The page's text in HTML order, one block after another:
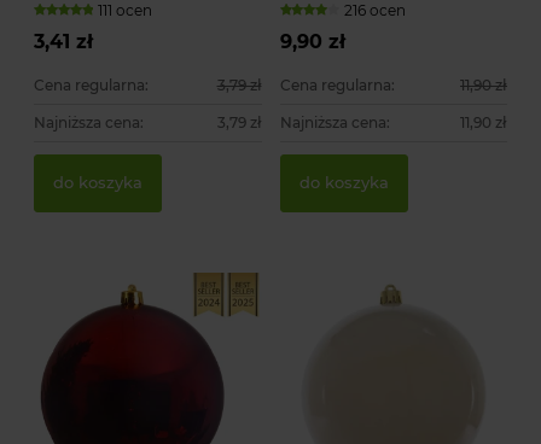
111 ocen
3,41 zł
Cena regularna: 3,79 zł
Najniższa cena: 3,79 zł
do koszyka
216 ocen
9,90 zł
Cena regularna: 11,90 zł
Najniższa cena: 11,90 zł
do koszyka